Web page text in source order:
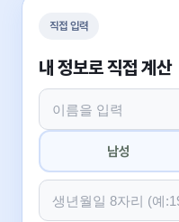
직접 입력
내 정보로 직접 계산
남성